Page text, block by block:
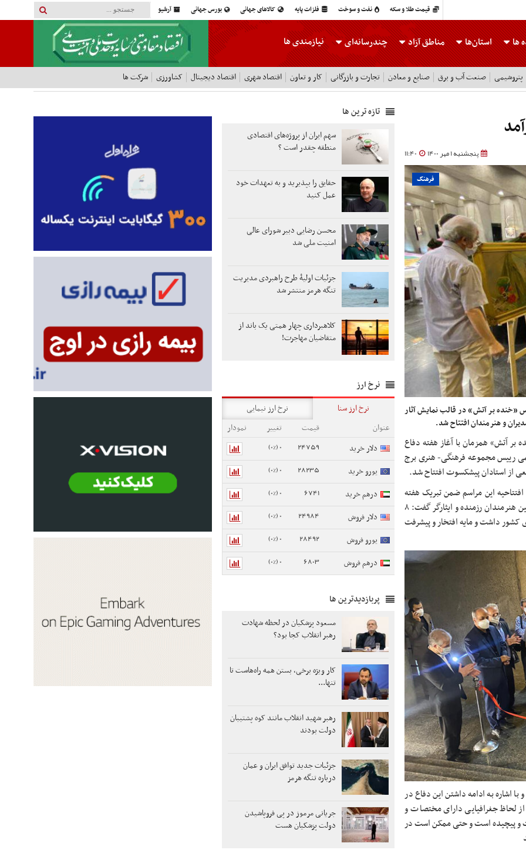
قیمت طلا و سکه نفت و سوخت فلزات پایه کالاهای جهانی بورس جهانی آرشیو
ها استان‌ها مناطق آزاد چندرسانه‌ای نیازمندی ها
پتروشیمی صنعت آب و برق صنایع و معادن تجارت و بازرگانی کار و تعاون اقتصاد شهری اقتصاد دیجیتال کشاورزی شرکت ها
پنجشنبه 1 مهر 1400 11:40
فرهنگ
«خنده بر آتش» در قالب نمایش آثار
و هنرمندان افتتاح شد.
بر آتش» همزمان با آغاز هفته دفاع
رییس مجموعه فرهنگی- هنری برج
از استادان پیشکسوت افتتاح شد.
این مراسم ضمن تبریک هفته
دفاع مقدس به همه رزمندگان، ایثارگران و خانواده معظم شهدا و همچنین هنرمندان رزمنده و ایثارگر گفت: ۸
کشور داشت و مایه افتخار و پیشرفت
مقدس اعلام کرد و با اشاره به ادامه داشتن این دفاع در
دشمن و جبهه از لحاظ جغرافیایی دارای مختصات و
و پیچیده است و حتی ممکن است در
تازه ترین ها
سهم ایران از پروژه‌های اقتصادی
منطقه چقدر است ؟
حقایق را بپذیرید و به تعهدات خود
عمل کنید
محسن رضایی دبیر شورای عالی
امنیت ملی شد
جزئیات اولیۀ طرح راهبردی مدیریت
تنگه هرمز منتشر شد
کلاهبرداری چهار همتی یک باند از
متقاضیان مهاجرت!
نرخ ارز
نرخ ارز سنا
نرخ ارز نیمایی
عنوان
قیمت تغییر
نمودار
دلار خرید
24759
0 (0%)
یورو خرید 28235
0 (0%)
درهم خرید 6741
0 (0%)
دلار فروش 24984
0 (0%)
یورو فروش 28492
0 (0%)
درهم فروش 6803
0 (0%)
پربازدیدترین ها
مسعود پزشکیان در لحظه شهادت
رهبر انقلاب کجا بود؟
کار ویژه برخی، بستن همه راه‌هاست تا
تنها...
رهبر شهید انقلاب مانند کوه پشتیبان
دولت بودند
جزئیات جدید توافق ایران و عمان
درباره تنگه هرمز
جریانی مرموز در پی فروپاشیدن
دولت پزشکیان هست